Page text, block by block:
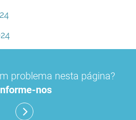
problema nesta página?
nos